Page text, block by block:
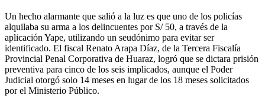
Un hecho alarmante que salió a la luz es que uno de los policías
alquilaba su arma a los delincuentes por S/ 50, a través de la
aplicación Yape, utilizando un seudónimo para evitar ser
identificado. El fiscal Renato Arapa Díaz, de la Tercera Fiscalía
Provincial Penal Corporativa de Huaraz, logró que se dictara prisión
preventiva para cinco de los seis implicados, aunque el Poder
Judicial otorgó solo 14 meses en lugar de los 18 meses solicitados
por el Ministerio Público.